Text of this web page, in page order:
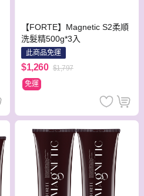
【FORTE】Magnetic S2柔順
洗髮精500g*3入
此商品免運
$1,260 $1,797
免運